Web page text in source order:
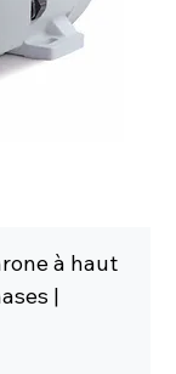
à haut
|